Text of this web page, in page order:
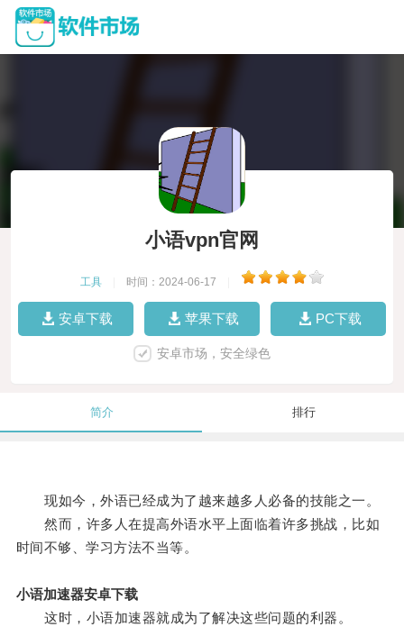
小语vpn官网
工具 时间：2024-06-17
安卓下载 苹果下载 PC下载
安卓市场，安全绿色
简介 排行
现如今，外语已经成为了越来越多人必备的技能之一。
然而，许多人在提高外语水平上面临着许多挑战，比如
时间不够、学习方法不当等。
小语加速器安卓下载
这时，小语加速器就成为了解决这些问题的利器。